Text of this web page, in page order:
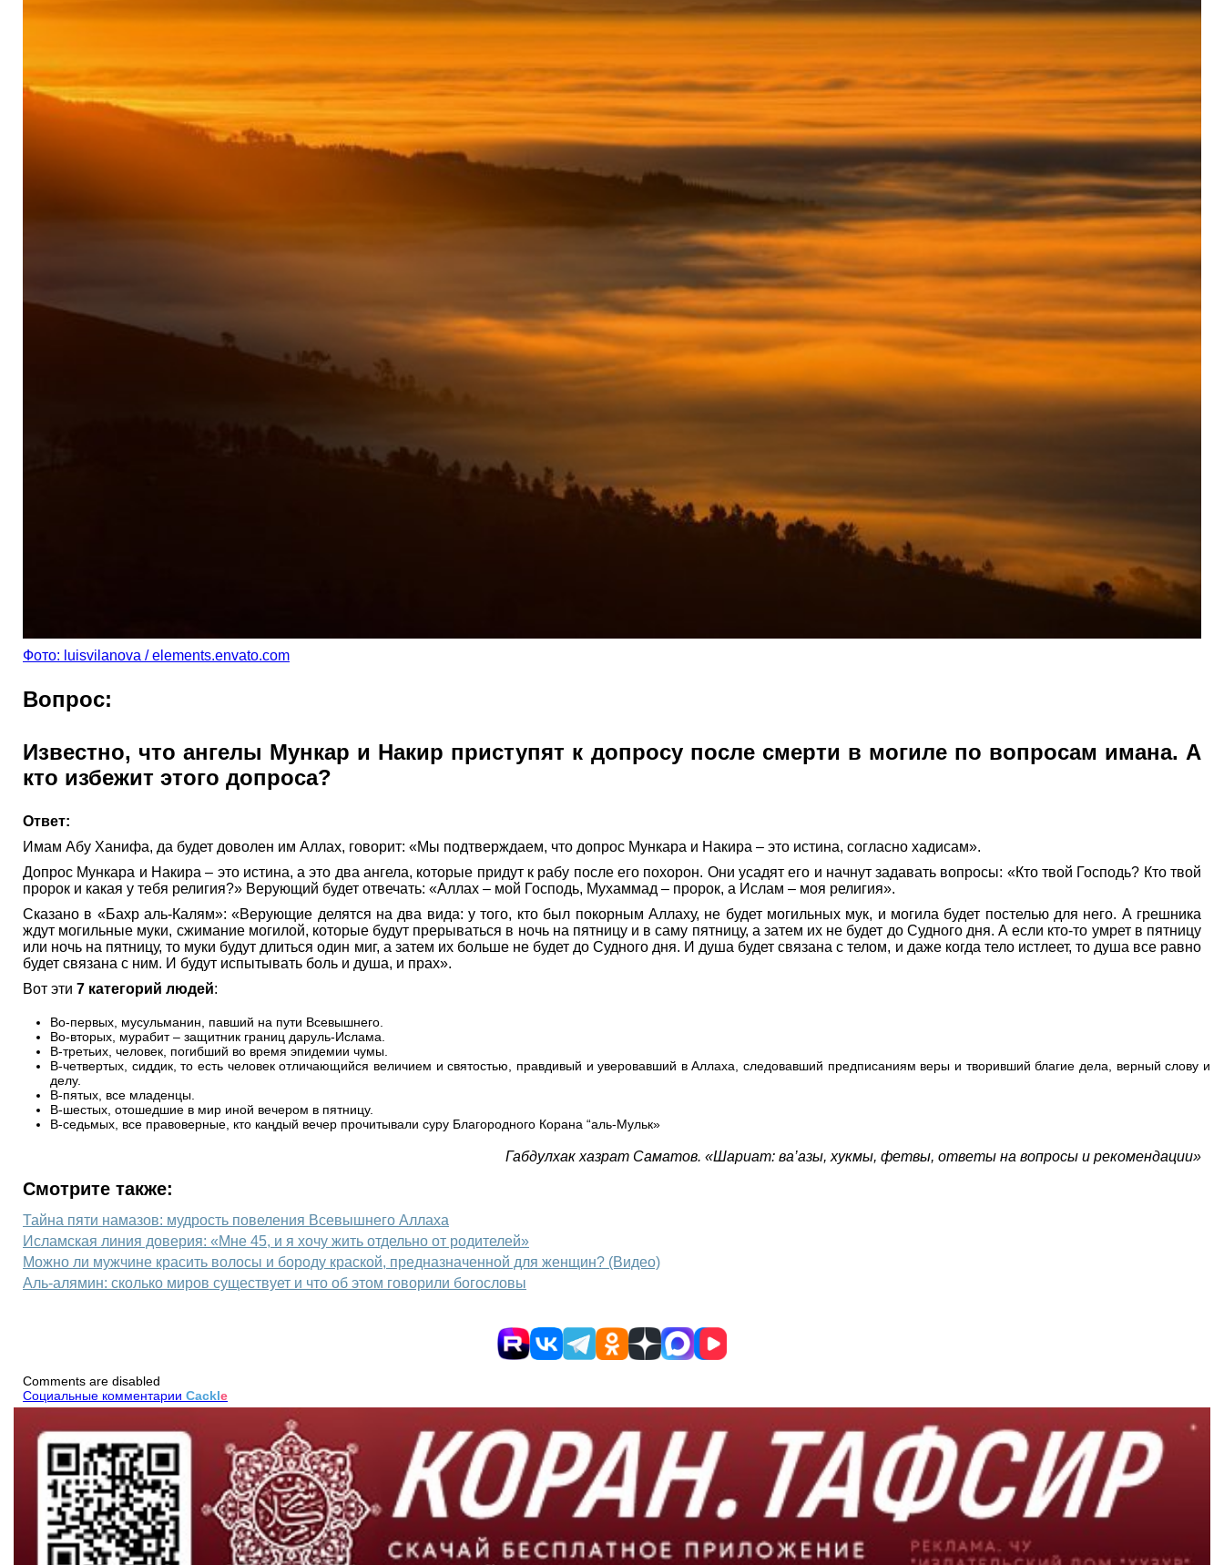
Фото: luisvilanova / elements.envato.com
Вопрос:
Известно, что ангелы Мункар и Накир приступят к допросу после смерти в могиле по вопросам имана. А
кто избежит этого допроса?
Ответ:
Имам Абу Ханифа, да будет доволен им Аллах, говорит: «Мы подтверждаем, что допрос Мункара и Накира – это истина, согласно хадисам».
Допрос Мункара и Накира – это истина, а это два ангела, которые придут к рабу после его похорон. Они усадят его и начнут задавать вопросы: «Кто твой Господь? Кто твой
пророк и какая у тебя религия?» Верующий будет отвечать: «Аллах – мой Господь, Мухаммад – пророк, а Ислам – моя религия».
Сказано в «Бахр аль-Калям»: «Верующие делятся на два вида: у того, кто был покорным Аллаху, не будет могильных мук, и могила будет постелью для него. А грешника
ждут могильные муки, сжимание могилой, которые будут прерываться в ночь на пятницу и в саму пятницу, а затем их не будет до Судного дня. А если кто-то умрет в пятницу
или ночь на пятницу, то муки будут длиться один миг, а затем их больше не будет до Судного дня. И душа будет связана с телом, и даже когда тело истлеет, то душа все равно
будет связана с ним. И будут испытывать боль и душа, и прах».
Вот эти 7 категорий людей:
Во-первых, мусульманин, павший на пути Всевышнего.
Во-вторых, мурабит – защитник границ даруль-Ислама.
В-третьих, человек, погибший во время эпидемии чумы.
В-четвертых, сиддик, то есть человек отличающийся величием и святостью, правдивый и уверовавший в Аллаха, следовавший предписаниям веры и творивший благие дела, верный слову и
делу.
В-пятых, все младенцы.
В-шестых, отошедшие в мир иной вечером в пятницу.
В-седьмых, все правоверные, кто каңдый вечер прочитывали суру Благородного Корана “аль-Мульк»
Габдулхак хазрат Саматов. «Шариат: ва’азы, хукмы, фетвы, ответы на вопросы и рекомендации»
Смотрите также:
Тайна пяти намазов: мудрость повеления Всевышнего Аллаха
Исламская линия доверия: «Мне 45, и я хочу жить отдельно от родителей»
Можно ли мужчине красить волосы и бороду краской, предназначенной для женщин? (Видео)
Аль‑алямин: сколько миров существует и что об этом говорили богословы
Comments are disabled
Социальные комментарии Cackle